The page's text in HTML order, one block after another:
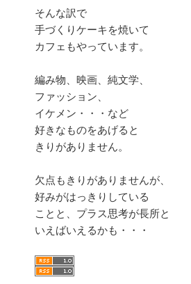
そんな訳で
手づくりケーキを焼いて
カフェもやっています。
編み物、映画、純文学、
ファッション、
イケメン・・・など
好きなものをあげると
きりがありません。
欠点もきりがありませんが、
好みがはっきりしている
ことと、プラス思考が長所と
いえばいえるかも・・・